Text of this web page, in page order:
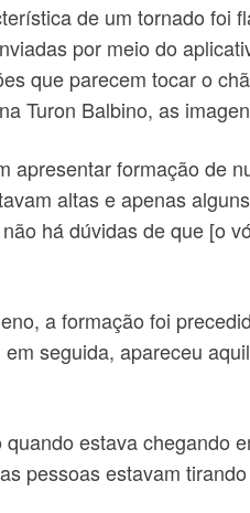
de um tornado foi
por meio do
que parecem tocar o
Turon Balbino, as
apresentar formação de
altas e apenas
há dúvidas de que [o
a formação foi
seguida, apareceu
estava chegando
pessoas estavam